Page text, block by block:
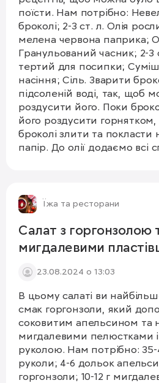
поїсти. Нам потрібно: Невелика головка
броколі; 2-3 ст. л. Олія
мелена червона паприка;
Гранульований часник; 2-3
тертий для посипки; Суміш
насіння; Сіль. Зварити броколі до готовності в
підсоленій воді, так, щоб
роздусити його. Поки
його роздусити горнятком,
броколі злити та
папір. До олії додаємо всі
в попередньо розігрітій
Смачного!
Їжа та ресторани
Салат з горгонзолою
мигдалевими
23.08.2024 о 13:03
В цьому салаті ви
смак горгонзоли, який
соковитим апельсином
мигдалевими пелюстками і
руколою. Нам потрібно: 35-40 г машу та
руколи; 4-6 дольок апельсина; 75-80 г
горгонзоли; 10-12 г мигдалевих пластівців; за